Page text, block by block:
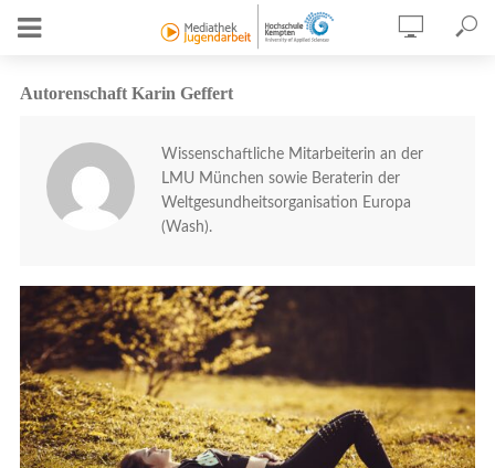
Autorenschaft Karin Geffert
Wissenschaftliche Mitarbeiterin an der
LMU München sowie Beraterin der
Weltgesundheitsorganisation Europa
(Wash).